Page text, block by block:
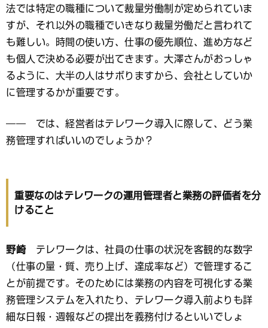
法では特定の職種について裁量労働制が定められていま
すが、それ以外の職種でいきなり裁量労働だと言われて
も難しい。時間の使い方、仕事の優先順位、進め方など
も個人で決める必要が出てきます。大澤さんがおっしゃ
るように、大半の人はサボりますから、会社としていか
に管理するかが重要です。
―― では、経営者はテレワーク導入に際して、どう業
務管理すればいいのでしょうか？
重要なのはテレワークの運用管理者と業務の評価者を分
けること
野崎 テレワークは、社員の仕事の状況を客観的な数字
（仕事の量・質、売り上げ、達成率など）で管理するこ
とが前提です。そのためには業務の内容を可視化する業
務管理システムを入れたり、テレワーク導入前よりも詳
細な日報・週報などの提出を義務付けるといいでしょ